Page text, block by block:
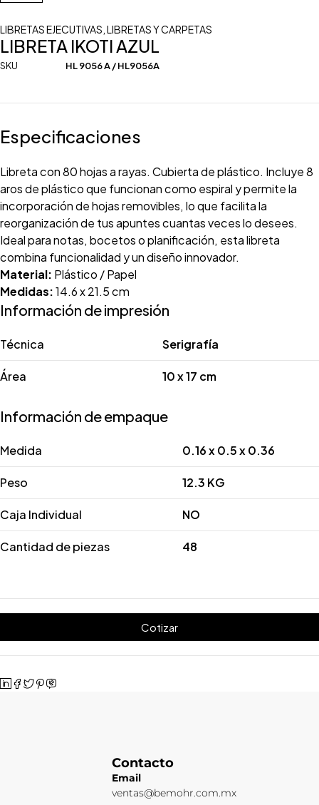
LIBRETAS EJECUTIVAS LIBRETAS Y CARPETAS
LIBRETA IKOTI AZUL
SKU HL 9056 A / HL9056A
Especificaciones
Libreta con 80 hojas a rayas. Cubierta de plástico. Incluye 8
aros de plástico que funcionan como espiral y permite la
incorporación de hojas removibles, lo que facilita la
reorganización de tus apuntes cuantas veces lo desees.
Ideal para notas, bocetos o planificación, esta libreta
combina funcionalidad y un diseño innovador.
Material: Plástico / Papel
Medidas:14.6 x 21.5 cm
Información de impresión
Técnica Serigrafía
Área 10 x 17 cm
Información de empaque
Medida 0.16 x 0.5 x 0.36
Peso 12.3 KG
Caja Individual NO
Cantidad de piezas 48
Cotizar
Contacto
Email
ventas@bemohr.com.mx